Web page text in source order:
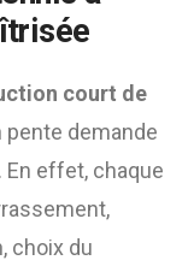
court de
pente demande
effet, chaque
choix du